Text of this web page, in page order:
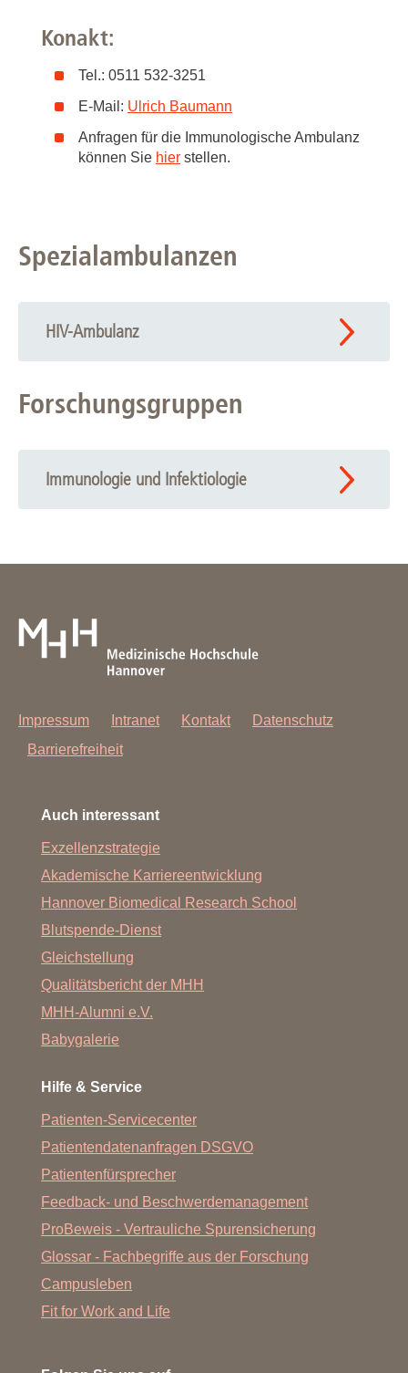
Konakt:
Tel.: 0511 532-3251
E-Mail: Ulrich Baumann
Anfragen für die Immunologische Ambulanz
können Sie hier stellen.
Spezialambulanzen
HIV-Ambulanz
Forschungsgruppen
Immunologie und Infektiologie
Impressum Intranet Kontakt
Datenschutz
Barrierefreiheit
Auch interessant
Exzellenzstrategie
Akademische Karriereentwicklung
Hannover Biomedical Research School
Blutspende-Dienst
Gleichstellung
Qualitätsbericht der MHH
MHH-Alumni e.V.
Babygalerie
Hilfe & Service
Patienten-Servicecenter
Patientendatenanfragen DSGVO
Patientenfürsprecher
Feedback- und Beschwerdemanagement
ProBeweis - Vertrauliche Spurensicherung
Glossar - Fachbegriffe aus der Forschung
Campusleben
Fit for Work and Life